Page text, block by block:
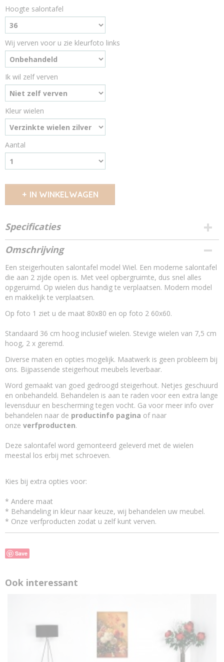
Hoogte salontafel
Wij verven voor u zie kleurfoto links
Ik wil zelf verven
Kleur wielen
Aantal
IN WINKELWAGEN
Specificaties
Productcode
11814676
Soort hout
oud - nieuw steigerhout A-kwaliteit
Droog hout
gedroogd steigerhout
Is het steigerhout behandeld?
Waarmee behandel ik steigerhout?
nano coating kleurloos - beits
Maatwerk
maatwerk mogelijk
Omschrijving
Een steigerhouten salontafel model Wiel. Een moderne salontafel
die aan 2 zijde open is. Met veel opbergruimte, dus snel alles
opgeruimd. Op wielen dus handig te verplaatsen. Modern model
en makkelijk te verplaatsen.
Op foto 1 ziet u de maat 80x80 en op foto 2 60x60.
Standaard 36 cm hoog inclusief wielen. Stevige wielen van 7,5 cm
hoog, 2 x geremd.
Diverse maten en opties mogelijk. Maatwerk is geen probleem bij
ons. Bijpassende steigerhout meubels leverbaar.
Word gemaakt van goed gedroogd steigerhout. Netjes geschuurd
en onbehandeld. Behandelen is aan te raden voor een extra lange
levensduur en bescherming tegen vocht. Ga voor meer info over
behandelen naar de productinfo pagina of naar
onze verfproducten.
Deze salontafel word gemonteerd geleverd met de wielen
meestal los erbij met schroeven.
Kies bij extra opties voor:
* Andere maat
* Behandeling in kleur naar keuze, wij behandelen uw meubel.
* Onze verfproducten zodat u zelf kunt verven.
Save
Ook interessant